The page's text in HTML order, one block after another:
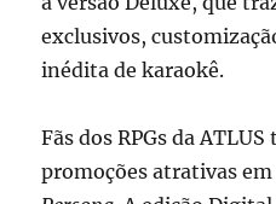
exclusivos,
inédita de karaokê.
Fãs dos RPGs da
promoções atrativas